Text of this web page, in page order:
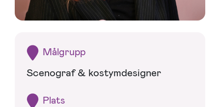
Målgrupp
Scenograf & kostymdesigner
Plats